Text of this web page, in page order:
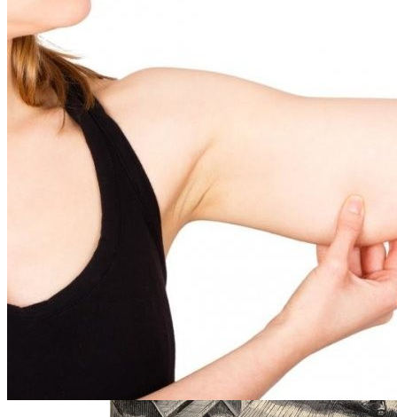
Женская Зимняя Обувь: 5 Стильных
Моделей, За Которыми
Выстраиваются В Очереди
Интересные Факты О Войнах…